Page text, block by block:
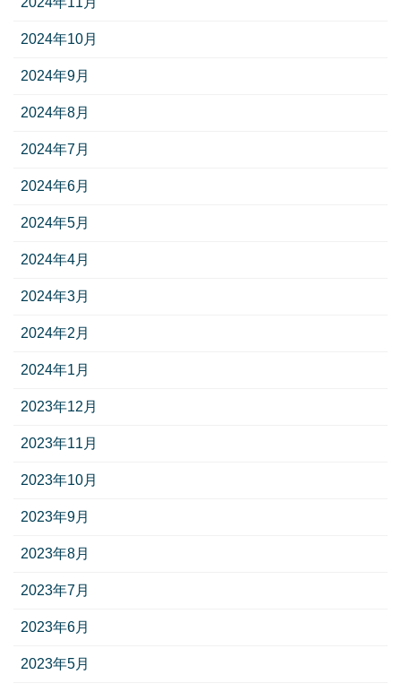
2024年10月
2024年9月
2024年8月
2024年7月
2024年6月
2024年5月
2024年4月
2024年3月
2024年2月
2024年1月
2023年12月
2023年11月
2023年10月
2023年9月
2023年8月
2023年7月
2023年6月
2023年5月